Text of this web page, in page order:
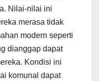
Nilai-nilai ini
merasa tidak
modern seperti
dianggap dapat
Kondisi ini
komunal dapat